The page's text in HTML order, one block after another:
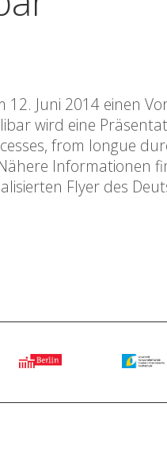
Juni 2014 einen
wird eine
from longue
Informationen
Flyer des